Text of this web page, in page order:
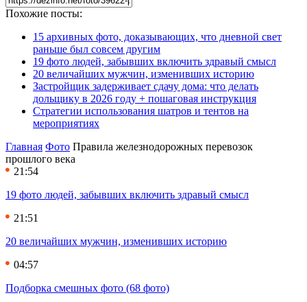
Похожие посты:
15 архивных фото, доказывающих, что дневной свет
раньше был совсем другим
19 фото людей, забывших включить здравый смысл
20 величайших мужчин, изменивших историю
Застройщик задерживает сдачу дома: что делать
дольщику в 2026 году + пошаговая инструкция
Стратегии использования шатров и тентов на
мероприятиях
Главная Фото Правила железнодорожных перевозок
прошлого века
21:54
19 фото людей, забывших включить здравый смысл
21:51
20 величайших мужчин, изменивших историю
04:57
Подборка смешных фото (68 фото)